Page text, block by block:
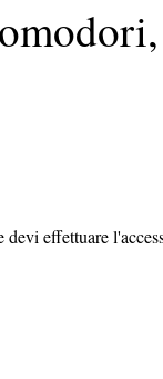
devi effettuare